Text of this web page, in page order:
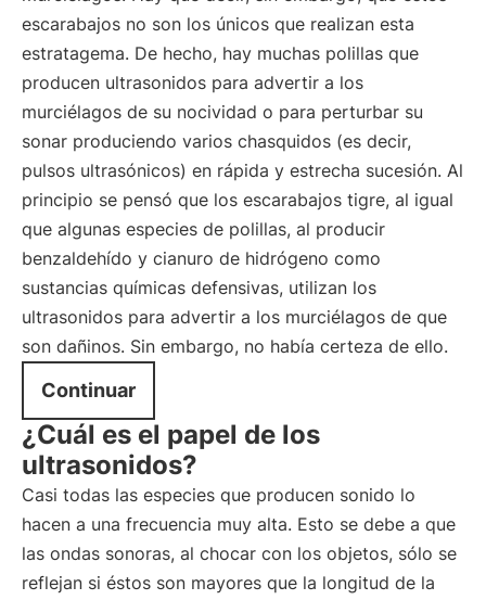
escarabajos no son los únicos que realizan esta
estratagema. De hecho, hay muchas polillas que
producen ultrasonidos para advertir a los
murciélagos de su nocividad o para perturbar su
sonar produciendo varios chasquidos (es decir,
pulsos ultrasónicos) en rápida y estrecha sucesión. Al
principio se pensó que los escarabajos tigre, al igual
que algunas especies de polillas, al producir
benzaldehído y cianuro de hidrógeno como
sustancias químicas defensivas, utilizan los
ultrasonidos para advertir a los murciélagos de que
son dañinos. Sin embargo, no había certeza de ello.
Continuar
¿Cuál es el papel de los
ultrasonidos?
Casi todas las especies que producen sonido lo
hacen a una frecuencia muy alta. Esto se debe a que
las ondas sonoras, al chocar con los objetos, sólo se
reflejan si éstos son mayores que la longitud de la